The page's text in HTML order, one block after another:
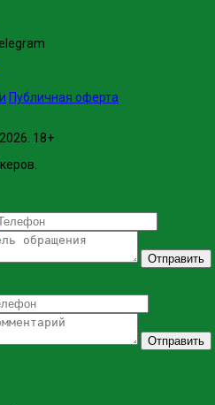
Публичная оферта
18+
Отправить
Отправить